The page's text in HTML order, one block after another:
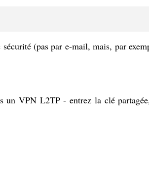
(pas par e-mail, mais, par
un VPN L2TP - entrez la clé